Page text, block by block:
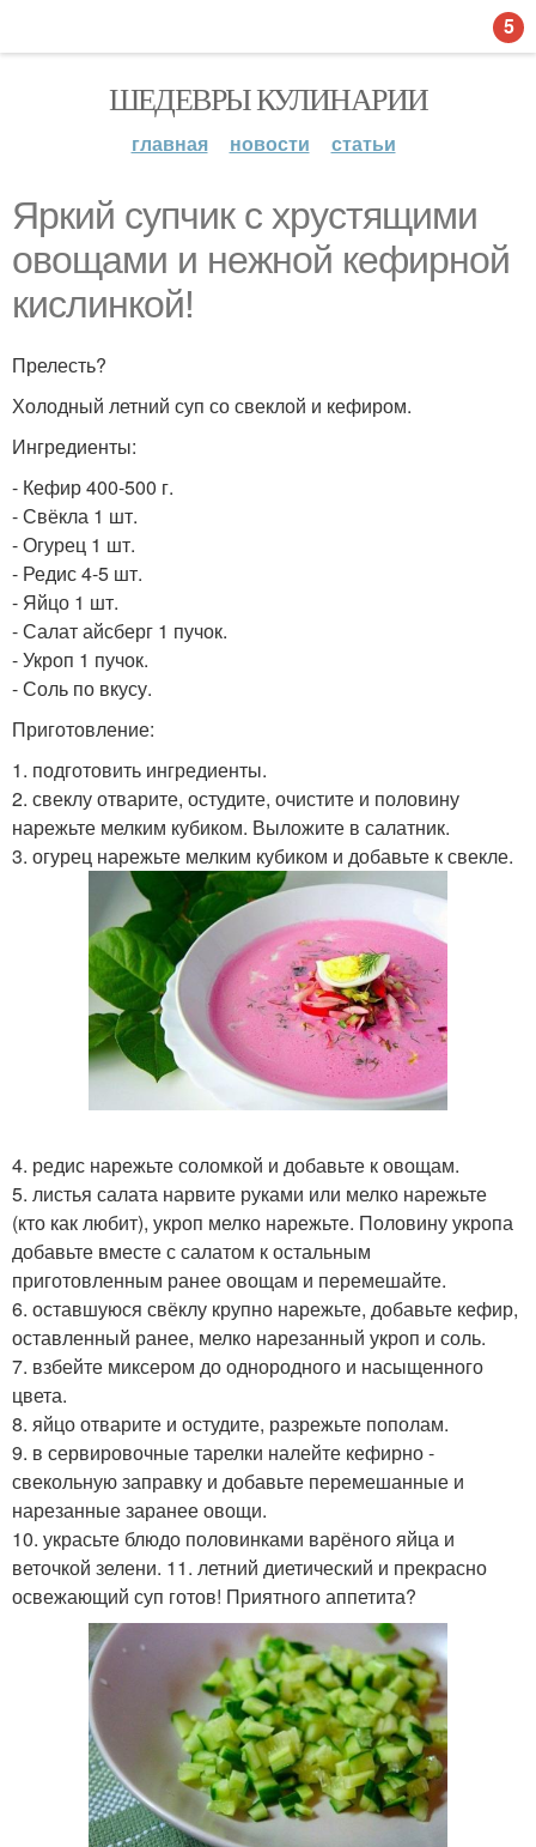
ШЕДЕВРЫ КУЛИНАРИИ
главная новости статьи
Яркий супчик с хрустящими
овощами и нежной кефирной
кислинкой!
Прелесть?
Холодный летний суп со свеклой и кефиром.
Ингредиенты:
- Кефир 400-500 г.
- Свёкла 1 шт.
- Огурец 1 шт.
- Редис 4-5 шт.
- Яйцо 1 шт.
- Салат айсберг 1 пучок.
- Укроп 1 пучок.
- Соль по вкусу.
Приготовление:
1. подготовить ингредиенты.
2. свеклу отварите, остудите, очистите и половину
нарежьте мелким кубиком. Выложите в салатник.
3. огурец нарежьте мелким кубиком и добавьте к свекле.
4. редис нарежьте соломкой и добавьте к овощам.
5. листья салата нарвите руками или мелко нарежьте
(кто как любит), укроп мелко нарежьте. Половину укропа
добавьте вместе с салатом к остальным
приготовленным ранее овощам и перемешайте.
6. оставшуюся свёклу крупно нарежьте, добавьте кефир,
оставленный ранее, мелко нарезанный укроп и соль.
7. взбейте миксером до однородного и насыщенного
цвета.
8. яйцо отварите и остудите, разрежьте пополам.
9. в сервировочные тарелки налейте кефирно -
свекольную заправку и добавьте перемешанные и
нарезанные заранее овощи.
10. украсьте блюдо половинками варёного яйца и
веточкой зелени. 11. летний диетический и прекрасно
освежающий суп готов! Приятного аппетита?
5